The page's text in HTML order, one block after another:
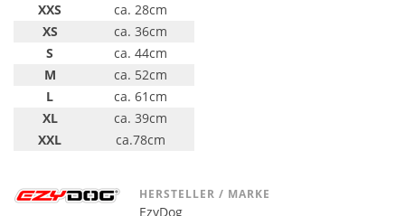
XXS
ca. 28cm
XS
ca. 36cm
S
ca. 44cm
M
ca. 52cm
L
ca. 61cm
XL
ca. 39cm
XXL
ca.78cm
HERSTELLER / MARKE
EzyDog